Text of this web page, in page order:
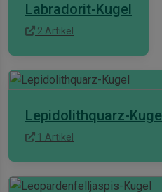
Labradorit-Kugel
2 Artikel
Lepidolithquarz-Kugel
1 Artikel